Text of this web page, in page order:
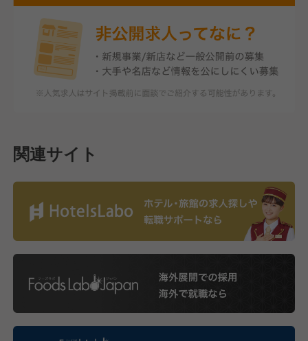
関連サイト